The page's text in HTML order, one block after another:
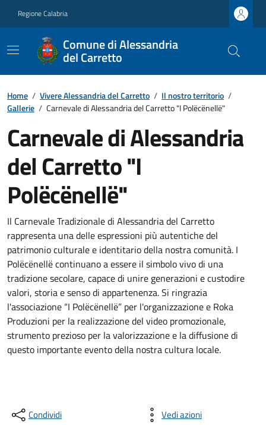
Regione Calabria
Comune di Alessandria
del Carretto
Home / Vivere Alessandria del Carretto / Il nostro territorio /
Gallerie / Carnevale di Alessandria del Carretto "I Polëcënellë"
Carnevale di Alessandria
del Carretto "I
Polëcënellë"
Il Carnevale Tradizionale di Alessandria del Carretto
rappresenta una delle espressioni più autentiche del
patrimonio culturale e identitario della nostra comunità. I
Polëcënellë continuano a essere il simbolo vivo di una
tradizione secolare, capace di unire generazioni e custodire
valori, storia e senso di appartenenza. Si ringrazia
l'associazione “I Polëcënellë” per l'organizzazione e Roka
Produzioni per la realizzazione del video promozionale,
strumento prezioso per la valorizzazione e la diffusione di
questo importante evento della nostra cultura locale.
Condividi Vedi azioni